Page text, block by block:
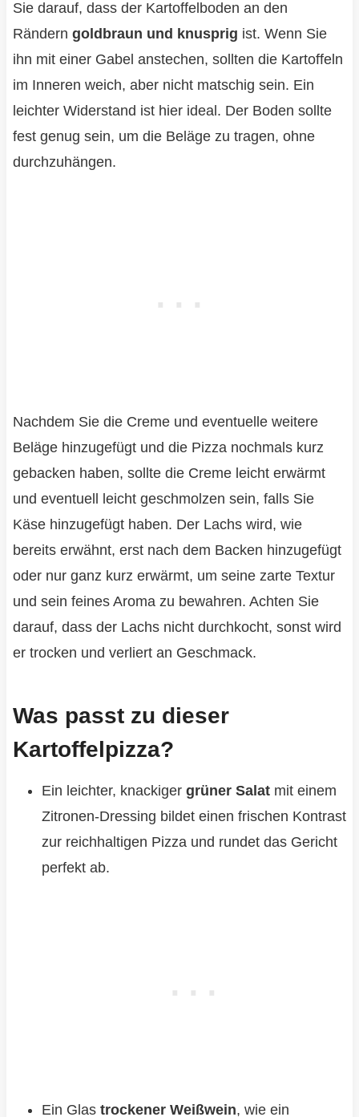
Sie darauf, dass der Kartoffelboden an den
Rändern goldbraun und knusprig ist. Wenn Sie
ihn mit einer Gabel anstechen, sollten die Kartoffeln
im Inneren weich, aber nicht matschig sein. Ein
leichter Widerstand ist hier ideal. Der Boden sollte
fest genug sein, um die Beläge zu tragen, ohne
durchzuhängen.
Nachdem Sie die Creme und eventuelle weitere
Beläge hinzugefügt und die Pizza nochmals kurz
gebacken haben, sollte die Creme leicht erwärmt
und eventuell leicht geschmolzen sein, falls Sie
Käse hinzugefügt haben. Der Lachs wird, wie
bereits erwähnt, erst nach dem Backen hinzugefügt
oder nur ganz kurz erwärmt, um seine zarte Textur
und sein feines Aroma zu bewahren. Achten Sie
darauf, dass der Lachs nicht durchkocht, sonst wird
er trocken und verliert an Geschmack.
Was passt zu dieser
Kartoffelpizza?
Ein leichter, knackiger grüner Salatmit einem
Zitronen-Dressing bildet einen frischen Kontrast
zur reichhaltigen Pizza und rundet das Gericht
perfekt ab.
Ein Glas trockener Weißwein, wie ein